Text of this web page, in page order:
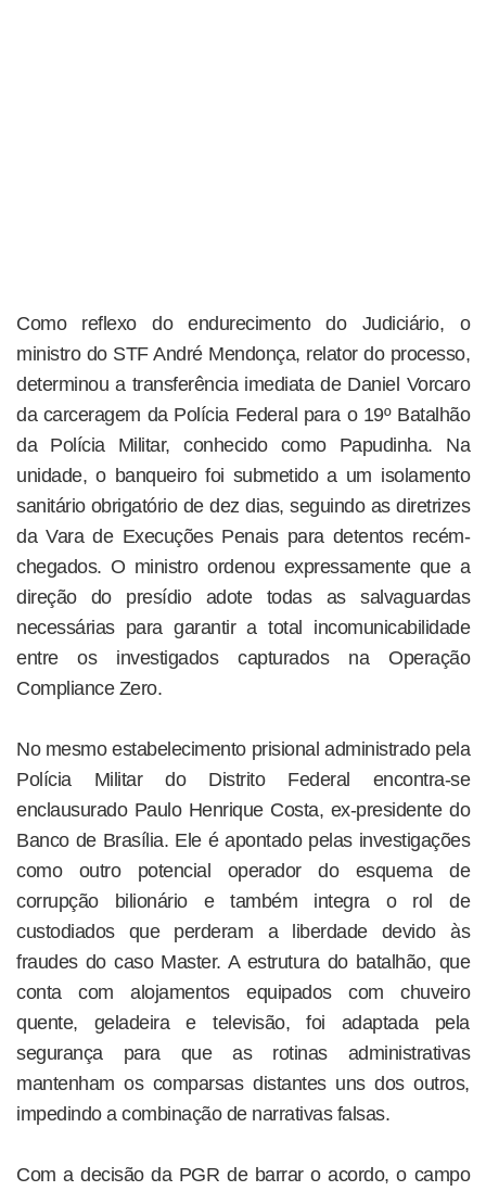
Como reflexo do endurecimento do Judiciário, o
ministro do STF André Mendonça, relator do processo,
determinou a transferência imediata de Daniel Vorcaro
da carceragem da Polícia Federal para o 19º Batalhão
da Polícia Militar, conhecido como Papudinha. Na
unidade, o banqueiro foi submetido a um isolamento
sanitário obrigatório de dez dias, seguindo as diretrizes
da Vara de Execuções Penais para detentos recém-
chegados. O ministro ordenou expressamente que a
direção do presídio adote todas as salvaguardas
necessárias para garantir a total incomunicabilidade
entre os investigados capturados na Operação
Compliance Zero.
No mesmo estabelecimento prisional administrado pela
Polícia Militar do Distrito Federal encontra-se
enclausurado Paulo Henrique Costa, ex-presidente do
Banco de Brasília. Ele é apontado pelas investigações
como outro potencial operador do esquema de
corrupção bilionário e também integra o rol de
custodiados que perderam a liberdade devido às
fraudes do caso Master. A estrutura do batalhão, que
conta com alojamentos equipados com chuveiro
quente, geladeira e televisão, foi adaptada pela
segurança para que as rotinas administrativas
mantenham os comparsas distantes uns dos outros,
impedindo a combinação de narrativas falsas.
Com a decisão da PGR de barrar o acordo, o campo